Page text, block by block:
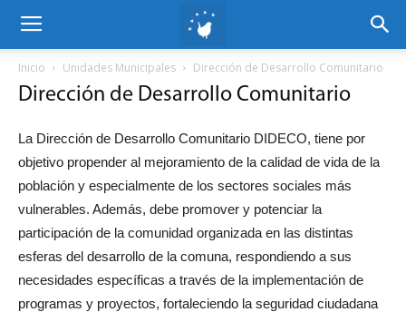
Inicio Unidades Municipales Dirección de Desarrollo Comunitario
Dirección de Desarrollo Comunitario
La Dirección de Desarrollo Comunitario DIDECO, tiene por
objetivo propender al mejoramiento de la calidad de vida de la
población y especialmente de los sectores sociales más
vulnerables. Además, debe promover y potenciar la
participación de la comunidad organizada en las distintas
esferas del desarrollo de la comuna, respondiendo a sus
necesidades específicas a través de la implementación de
programas y proyectos, fortaleciendo la seguridad ciudadana